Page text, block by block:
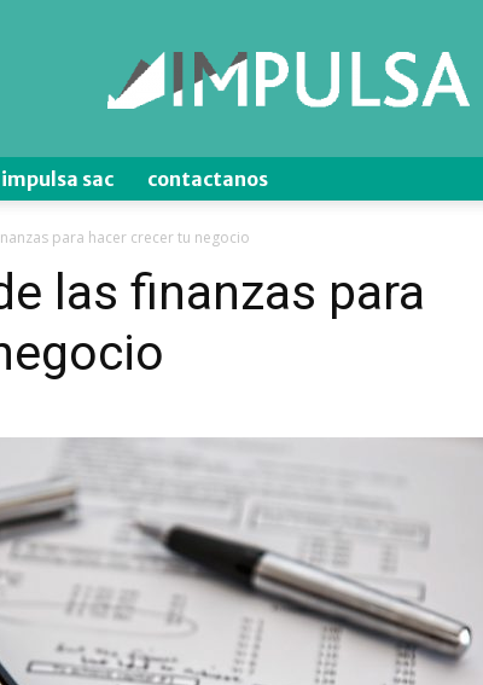
impulsa sac contactanos
para hacer crecer tu negocio
las finanzas para